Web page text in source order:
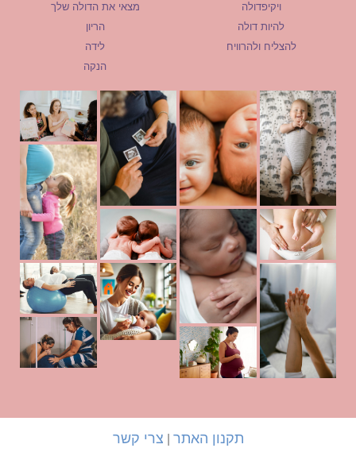
ויקיפדולה
להיות דולה
להצליח ולהרוויח
מצאי את הדולה שלך
הריון
לידה
הנקה
תקנון האתר צרי קשר